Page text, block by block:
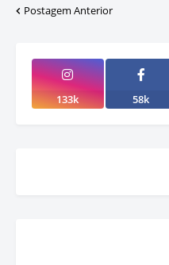
Postagem Anterior
133k 58k